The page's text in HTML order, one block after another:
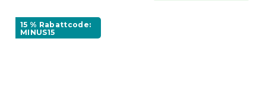
15 % Rabattcode:
MINUS15